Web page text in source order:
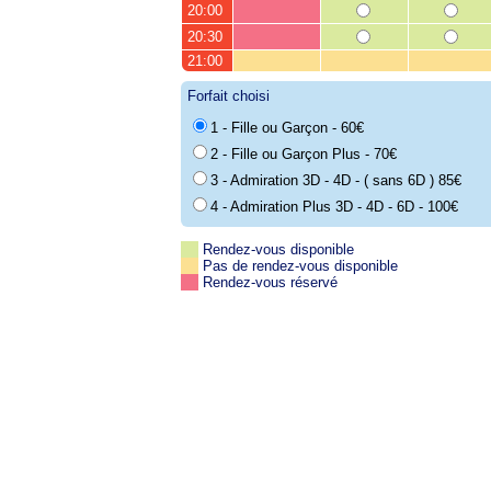
20:00
20:30
21:00
Forfait choisi
1 - Fille ou Garçon - 60€
2 - Fille ou Garçon Plus - 70€
3 - Admiration 3D - 4D - ( sans 6D ) 85€
4 - Admiration Plus 3D - 4D - 6D - 100€
Rendez-vous disponible
Pas de rendez-vous disponible
Rendez-vous réservé